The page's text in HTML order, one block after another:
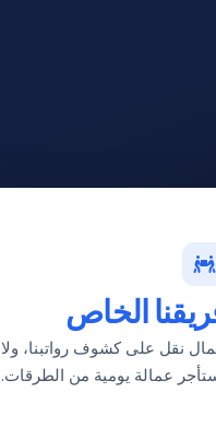
الخاص
نقل على كشوف رواتبنا، ولا
عمالة يومية من الطرقات.